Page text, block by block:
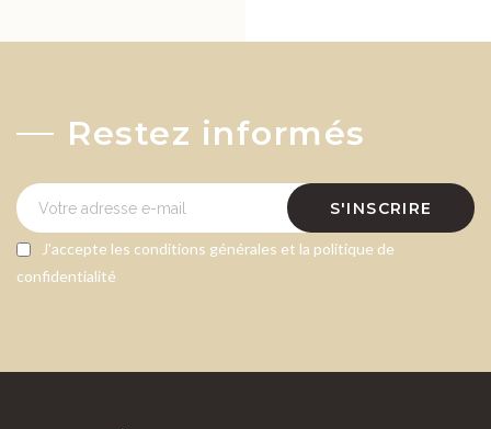
Restez informés
S'INSCRIRE
J'accepte les conditions générales et la politique de
confidentialité